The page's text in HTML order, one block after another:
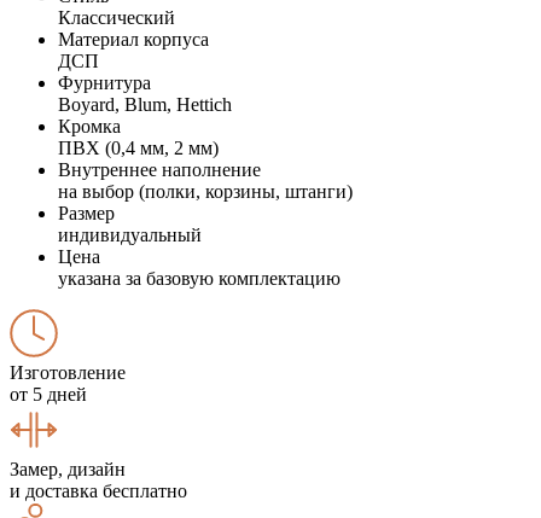
Классический
Материал корпуса
ДСП
Фурнитура
Boyard, Blum, Hettich
Кромка
ПВХ (0,4 мм, 2 мм)
Внутреннее наполнение
на выбор (полки, корзины, штанги)
Размер
индивидуальный
Цена
указана за базовую комплектацию
Изготовление
от 5 дней
Замер, дизайн
и доставка бесплатно